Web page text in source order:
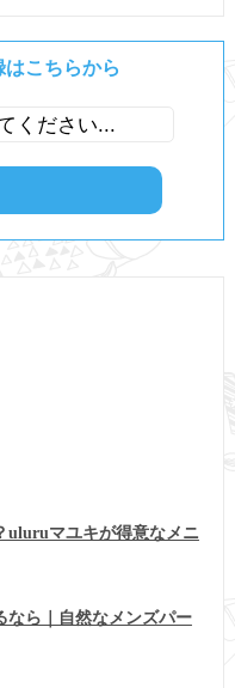
こちらから
uluruマユキが得意なメニ
なら｜自然なメンズパー